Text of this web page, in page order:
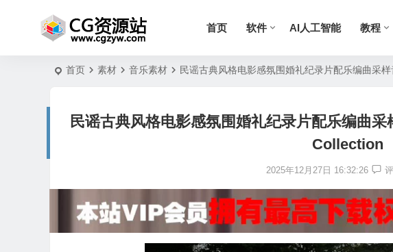
首页 软件 AI人工智能 教程
首页 素材 音乐素材 民谣古典风格电影感氛围婚礼纪录片配乐编曲采
民谣古典风格电影感氛围婚礼纪录片配乐编曲
Collection
2025年12月27日 16:32:26